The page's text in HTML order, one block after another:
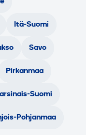
Itä-Suomi
Savo
Pirkanmaa
Suomi
Pohjanmaa